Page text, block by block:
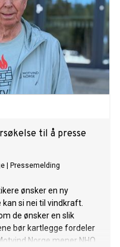
til å presse
Pressemelding
ønsker en ny
si nei til vindkraft.
de ønsker en slik
bør kartlegge fordeler
Norge mener NHO